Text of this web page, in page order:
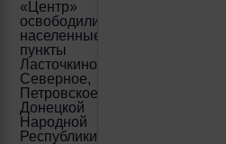
«Центр»
освободили
населенные
пункты
Ласточкино,
Северное,
Петровское
Донецкой
Народной
Республики